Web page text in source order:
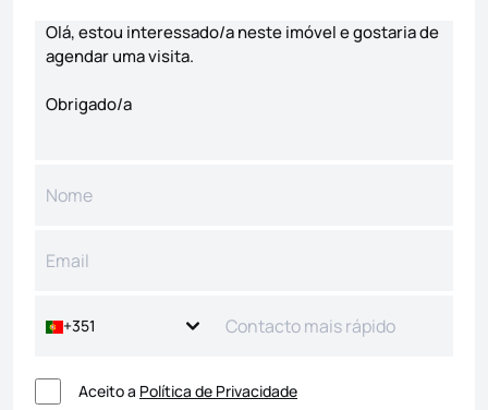
+351
Aceito a Política de Privacidade